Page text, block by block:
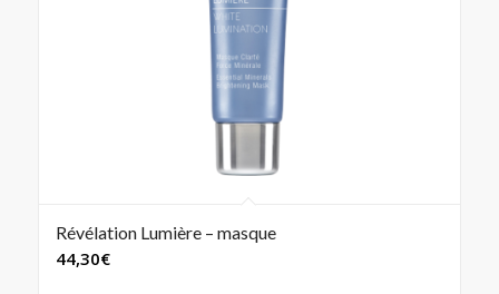
Révélation Lumière – masque
44,30€